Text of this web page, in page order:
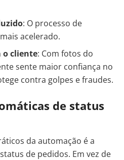
: O processo de
acelerado.
o cliente: Com fotos do
sente maior confiança no
contra golpes e fraudes.
de status
da automação é a
de pedidos. Em vez de